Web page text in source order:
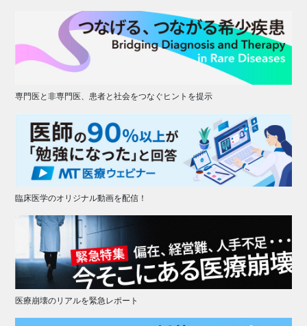
専門医と非専門医、患者と社会をつなぐヒントを提示
臨床医学のオリジナル動画を配信！
医療崩壊のリアルを緊急レポート